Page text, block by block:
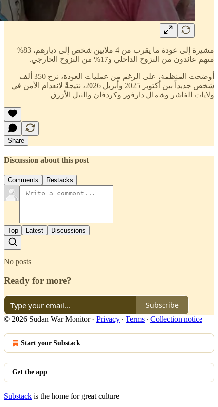
مشيرة إلى عودة ما يقرب من 4 ملايين شخص إلى ديارهم، 83%
منهم عائدون من النزوح الداخلي و17% من النزوح الخارجي.
أوضحت المنظمة، على الرغم من عمليات العودة، نزح 350 ألف
شخص جديداً بين أكتوبر 2025 وأبريل 2026، نتيجةً لانعدام الأمن في
ولايات الفاشر وشمال دارفور وكردفان والنيل الأزرق.
Share
Discussion about this post
Comments Restacks
Top Latest Discussions
No posts
Ready for more?
Subscribe
© 2026 Sudan War Monitor· Privacy ∙ Terms ∙ Collection notice
Start your Substack
Get the app
Substack is the home for great culture